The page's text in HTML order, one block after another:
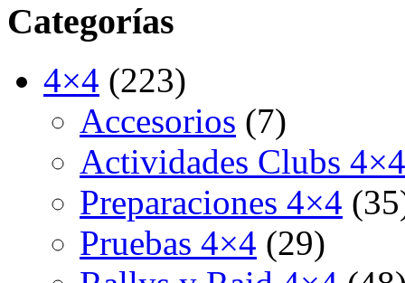
Categorías
4×4 (223)
Accesorios (7)
Actividades Clubs 4×4
Preparaciones 4×4
Pruebas 4×4 (29)